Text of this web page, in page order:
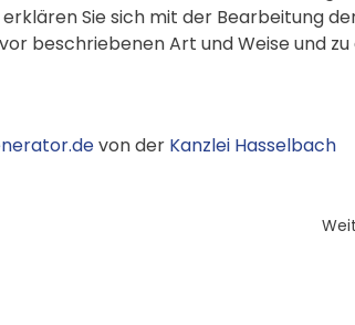
Sie sich mit der Bearbeitung
beschriebenen Art und Weise und
von der Kanzlei Hasselbach